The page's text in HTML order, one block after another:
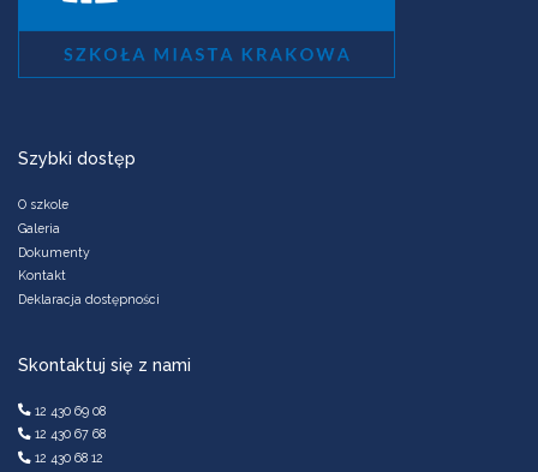
Szybki dostęp
O szkole
Galeria
Dokumenty
Kontakt
Deklaracja dostępności
Skontaktuj się z nami
12 430 69 08
12 430 67 68
12 430 68 12